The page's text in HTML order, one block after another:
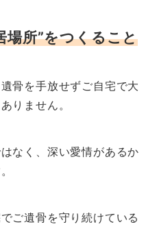
場所”をつくること
骨を手放せずご自宅で大
りません。
なく、深い愛情があるか
ご遺骨を守り続けている